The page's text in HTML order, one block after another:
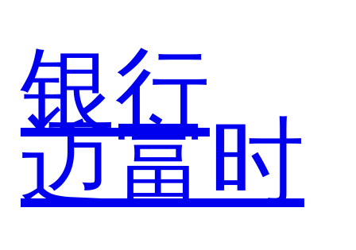
智能体
打造营
银行
迈富时